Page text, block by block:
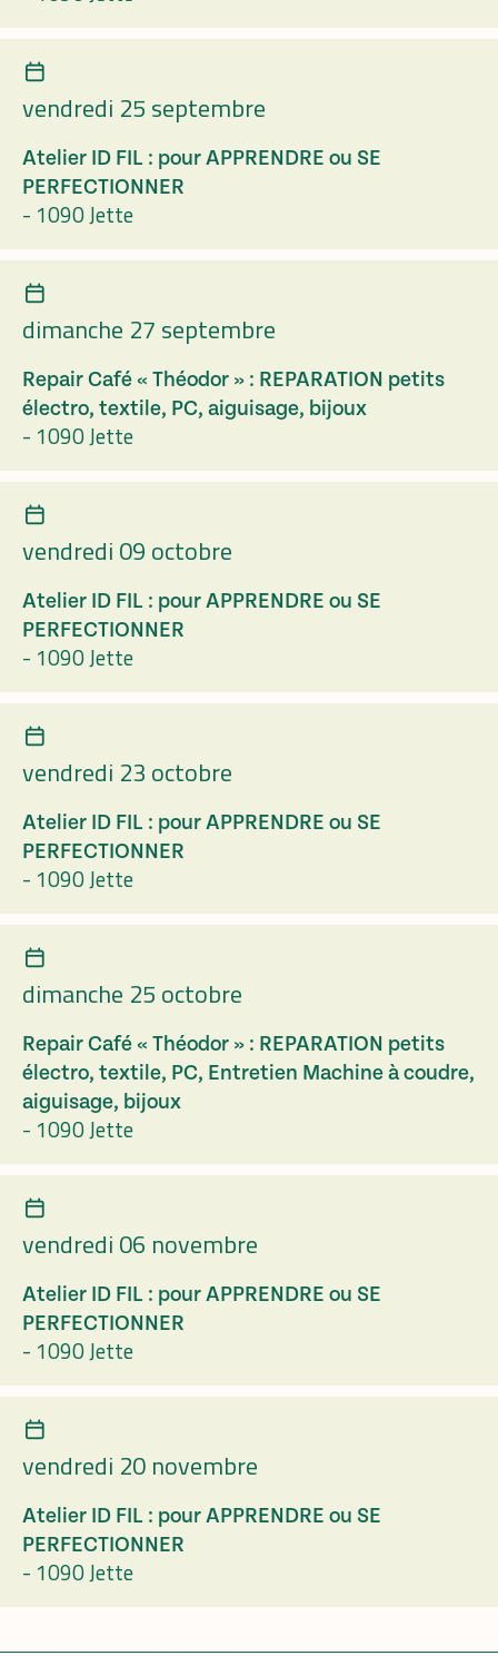
vendredi 25 septembre
Atelier ID FIL : pour APPRENDRE ou SE
PERFECTIONNER
- 1090 Jette
dimanche 27 septembre
Repair Café « Théodor » : REPARATION petits
électro, textile, PC, aiguisage, bijoux
- 1090 Jette
vendredi 09 octobre
Atelier ID FIL : pour APPRENDRE ou SE
PERFECTIONNER
- 1090 Jette
vendredi 23 octobre
Atelier ID FIL : pour APPRENDRE ou SE
PERFECTIONNER
- 1090 Jette
dimanche 25 octobre
Repair Café « Théodor » : REPARATION petits
électro, textile, PC, Entretien Machine à coudre,
aiguisage, bijoux
- 1090 Jette
vendredi 06 novembre
Atelier ID FIL : pour APPRENDRE ou SE
PERFECTIONNER
- 1090 Jette
vendredi 20 novembre
Atelier ID FIL : pour APPRENDRE ou SE
PERFECTIONNER
- 1090 Jette